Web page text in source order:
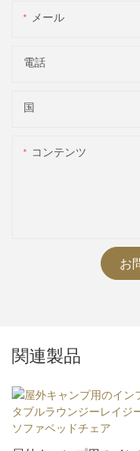
メール
電話
国
コンテンツ
お
関連製品